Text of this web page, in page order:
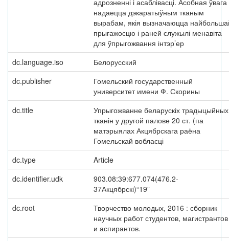
адрозненні і асаблівасці. Асобная ўвага
надаецца дэкаратыўным тканым
вырабам, якія вызначаюцца
прыгажосцю і раней служылі менавіта
для ўпрыгожвання інтэр’ер
dc.language.iso
Белорусский
dc.publisher
Гомельский государственный
университет имени Ф. Скорины
dc.title
Упрыгожванне беларускіх традыцыйных
тканін у другой палове 20 ст. (па
матэрыялах Акцябрскага раёна
Гомельскай вобласці
dc.type
Article
dc.identifier.udk
903.08:39:677.074(476.2-
37Акцябрскі)“19”
dc.root
Творчество молодых, 2016 : сборник
научных работ студентов, магистрантов
и аспирантов.